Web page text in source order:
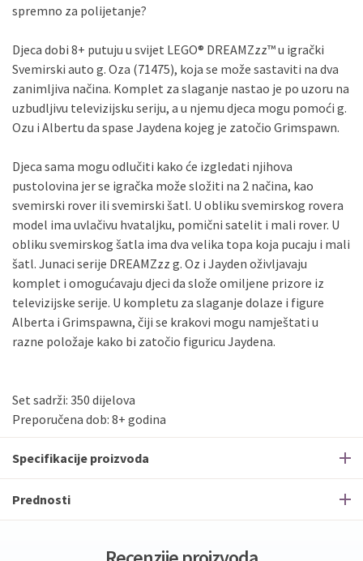
spremno za polijetanje?
Djeca dobi 8+ putuju u svijet LEGO® DREAMZzz™ u igrački
Svemirski auto g. Oza (71475), koja se može sastaviti na dva
zanimljiva načina. Komplet za slaganje nastao je po uzoru na
uzbudljivu televizijsku seriju, a u njemu djeca mogu pomoći g.
Ozu i Albertu da spase Jaydena kojeg je zatočio Grimspawn.
Djeca sama mogu odlučiti kako će izgledati njihova
pustolovina jer se igračka može složiti na 2 načina, kao
svemirski rover ili svemirski šatl. U obliku svemirskog rovera
model ima uvlačivu hvataljku, pomični satelit i mali rover. U
obliku svemirskog šatla ima dva velika topa koja pucaju i mali
šatl. Junaci serije DREAMZzz g. Oz i Jayden oživljavaju
komplet i omogućavaju djeci da slože omiljene prizore iz
televizijske serije. U kompletu za slaganje dolaze i figure
Alberta i Grimspawna, čiji se krakovi mogu namještati u
razne položaje kako bi zatočio figuricu Jaydena.
Set sadrži: 350 dijelova
Preporučena dob: 8+ godina
Specifikacije proizvoda
Prednosti